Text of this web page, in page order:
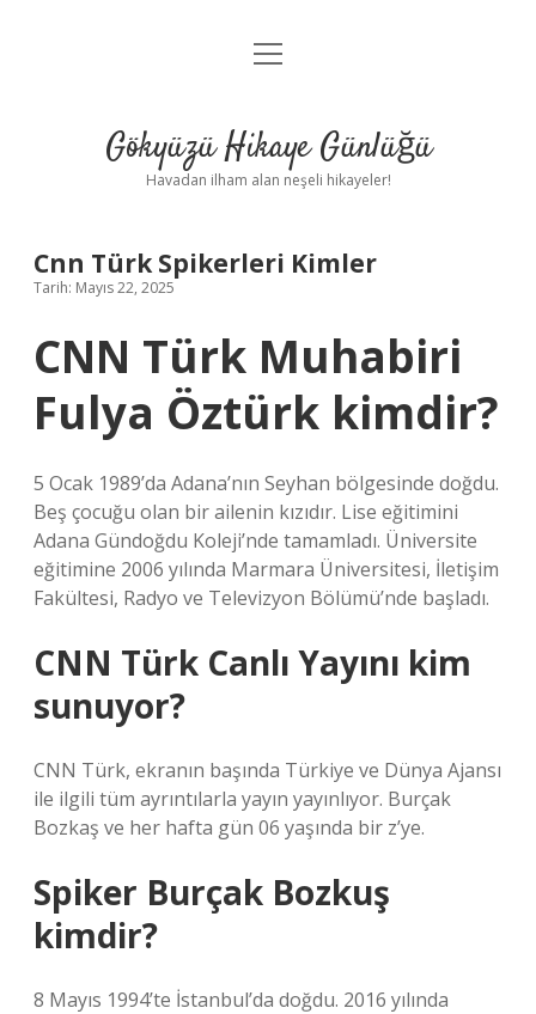
Anasayfa
Yasal Uyarı
menüyü
Gökyüzü Hikaye Günlüğü
Havadan ilham alan neşeli hikayeler!
Cnn Türk Spikerleri Kimler
Tarih: Mayıs 22, 2025
CNN Türk Muhabiri
Fulya Öztürk kimdir?
5 Ocak 1989’da Adana’nın Seyhan bölgesinde doğdu.
Beş çocuğu olan bir ailenin kızıdır. Lise eğitimini
Adana Gündoğdu Koleji’nde tamamladı. Üniversite
eğitimine 2006 yılında Marmara Üniversitesi, İletişim
Fakültesi, Radyo ve Televizyon Bölümü’nde başladı.
CNN Türk Canlı Yayını kim
sunuyor?
CNN Türk, ekranın başında Türkiye ve Dünya Ajansı
ile ilgili tüm ayrıntılarla yayın yayınlıyor. Burçak
Bozkaş ve her hafta gün 06 yaşında bir z’ye.
Spiker Burçak Bozkuş
kimdir?
8 Mayıs 1994’te İstanbul’da doğdu. 2016 yılında